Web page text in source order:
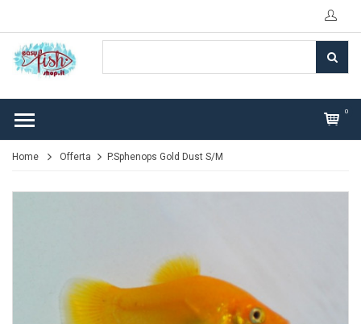
0
Home Offerta P.Sphenops Gold Dust S/M